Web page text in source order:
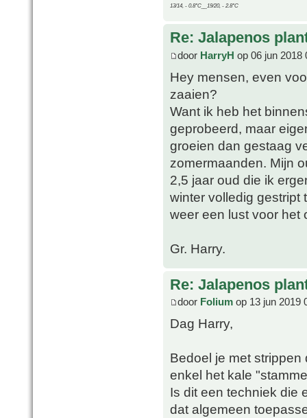
13/14, - 0.8°C__19/20, - 2.8°C
Re: Jalapenos
door HarryH op 06 jun 2018
Hey mensen, even
zaaien?
Want ik heb het
geprobeerd, maar
groeien dan gestaag
zomermaanden. Mijn
2,5 jaar oud die ik
winter volledig gestript
weer een lust voor het
Gr. Harry.
Re: Jalapenos
door Folium op 13 jun 2019
Dag Harry,
Bedoel je met
enkel het kale
Is dit een techniek die
dat algemeen